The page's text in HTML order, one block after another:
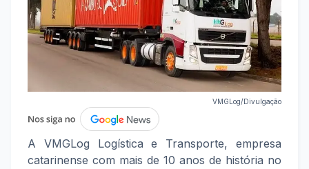
VMGLog/Divulgação
A VMGLog Logística e Transporte, empresa
catarinense com mais de 10 anos de história no